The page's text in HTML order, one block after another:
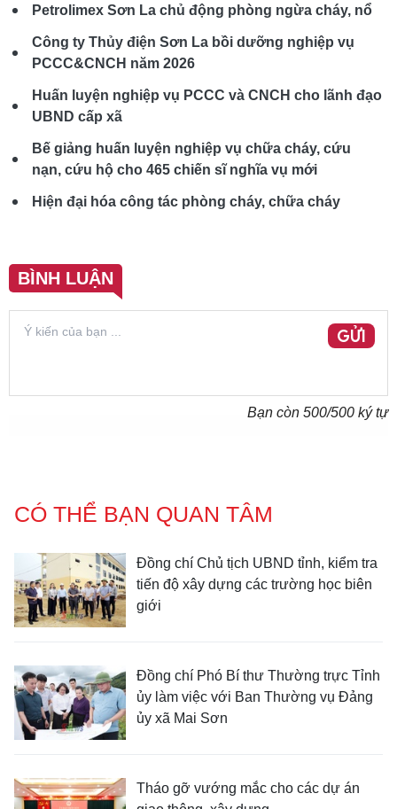
Petrolimex Sơn La chủ động phòng ngừa cháy, nổ
Công ty Thủy điện Sơn La bồi dưỡng nghiệp vụ
PCCC&CNCH năm 2026
Huấn luyện nghiệp vụ PCCC và CNCH cho lãnh đạo
UBND cấp xã
Bế giảng huấn luyện nghiệp vụ chữa cháy, cứu
nạn, cứu hộ cho 465 chiến sĩ nghĩa vụ mới
Hiện đại hóa công tác phòng cháy, chữa cháy
BÌNH LUẬN
GỬI
Bạn còn 500/500 ký tự
CÓ THỂ BẠN QUAN TÂM
Đồng chí Chủ tịch UBND tỉnh, kiểm tra
tiến độ xây dựng các trường học biên
giới
Đồng chí Phó Bí thư Thường trực Tỉnh
ủy làm việc với Ban Thường vụ Đảng
ủy xã Mai Sơn
Tháo gỡ vướng mắc cho các dự án